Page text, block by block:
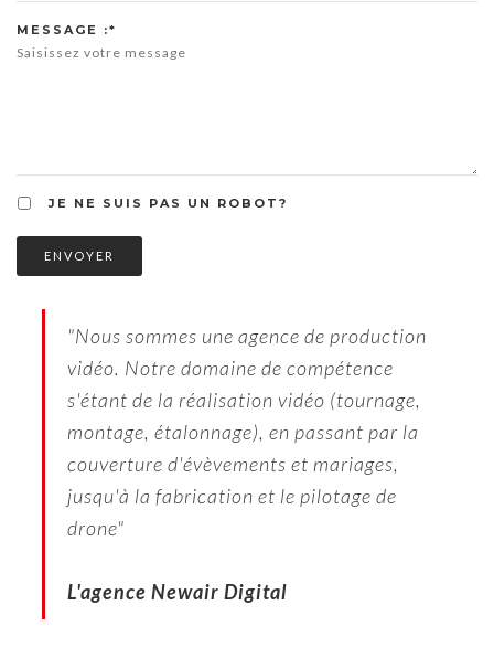
MESSAGE :*
JE NE SUIS PAS UN ROBOT?
ENVOYER
"Nous sommes une agence de production
vidéo. Notre domaine de compétence
s'étant de la réalisation vidéo (tournage,
montage, étalonnage), en passant par la
couverture d'évèvements et mariages,
jusqu'à la fabrication et le pilotage de
drone"
L'agence Newair Digital